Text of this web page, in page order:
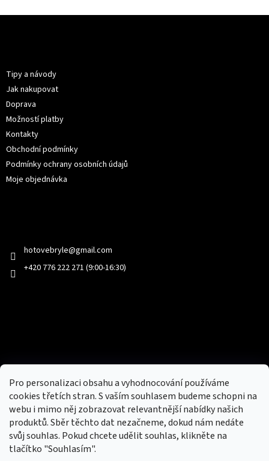
Pro personalizaci obsahu a vyhodnocování používáme
cookies třetích stran. S vaším souhlasem budeme schopni na
webu i mimo něj zobrazovat relevantnější nabídky našich
produktů. Sběr těchto dat nezačneme, dokud nám nedáte
svůj souhlas. Pokud chcete udělit souhlas, klikněte na
tlačítko "Souhlasím".
Tipy a návody
Jak nakupovat
Doprava
Možností platby
Kontakty
Obchodní podmínky
Podmínky ochrany osobních údajů
Moje objednávka
hotovebryle@gmail.com
+420 776 222 271 (9:00-16:30)